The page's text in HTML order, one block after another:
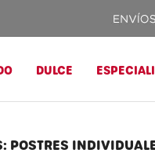
DULCE
POSTRES